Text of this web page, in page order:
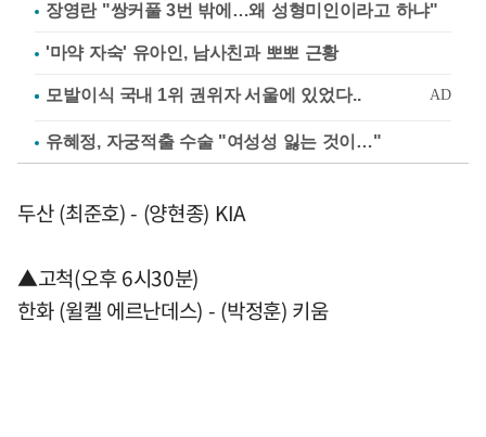
장영란 "쌍커풀 3번 밖에…왜 성형미인이라고 하냐"
'마약 자숙' 유아인, 남사친과 뽀뽀 근황
유혜정, 자궁적출 수술 "여성성 잃는 것이…"
두산 (최준호) - (양현종) KIA
▲고척(오후 6시30분)
한화 (윌켈 에르난데스) - (박정훈) 키움